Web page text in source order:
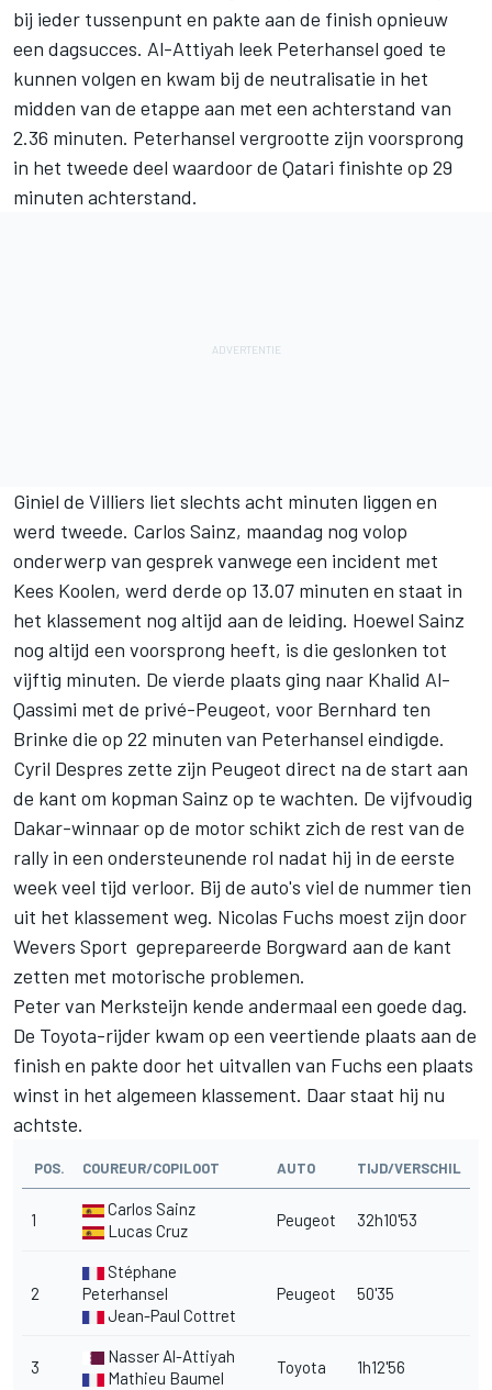
bij ieder tussenpunt en pakte aan de finish opnieuw
een dagsucces. Al-Attiyah leek Peterhansel goed te
kunnen volgen en kwam bij de neutralisatie in het
midden van de etappe aan met een achterstand van
2.36 minuten. Peterhansel vergrootte zijn voorsprong
in het tweede deel waardoor de Qatari finishte op 29
minuten achterstand.
Giniel de Villiers liet slechts acht minuten liggen en
werd tweede. Carlos Sainz, maandag nog volop
onderwerp van gesprek vanwege een incident met
Kees Koolen, werd derde op 13.07 minuten en staat in
het klassement nog altijd aan de leiding. Hoewel Sainz
nog altijd een voorsprong heeft, is die geslonken tot
vijftig minuten. De vierde plaats ging naar Khalid Al-
Qassimi met de privé-Peugeot, voor Bernhard ten
Brinke die op 22 minuten van Peterhansel eindigde.
Cyril Despres zette zijn Peugeot direct na de start aan
de kant om kopman Sainz op te wachten. De vijfvoudig
Dakar-winnaar op de motor schikt zich de rest van de
rally in een ondersteunende rol nadat hij in de eerste
week veel tijd verloor. Bij de auto's viel de nummer tien
uit het klassement weg. Nicolas Fuchs moest zijn door
Wevers Sport geprepareerde Borgward aan de kant
zetten met motorische problemen.
Peter van Merksteijn kende andermaal een goede dag.
De Toyota-rijder kwam op een veertiende plaats aan de
finish en pakte door het uitvallen van Fuchs een plaats
winst in het algemeen klassement. Daar staat hij nu
achtste.
POS. COUREUR/COPILOOT AUTO TIJD/VERSCHIL
1
Carlos Sainz
Lucas Cruz
Peugeot 32h10'53
2
Stéphane
Peterhansel
Jean-Paul Cottret
Peugeot 50'35
3
Nasser Al-Attiyah
Mathieu Baumel
Toyota 1h12'56